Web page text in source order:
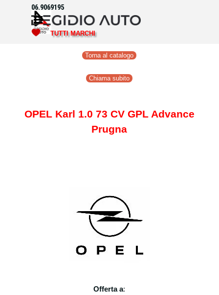
Vai ai contenuti
Salta menù
06.9069195
TUTTI MARCHI
Torna al catalogo
Chiama subito
OPEL Karl 1.0 73 CV GPL Advance
Prugna
Offerta a: